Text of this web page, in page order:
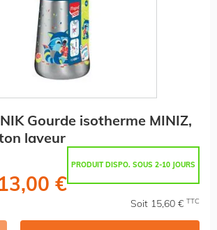
Gourde isotherme MINIZ,
laveur
PRODUIT DISPO. SOUS 2-10 JOURS
13,00 €
Soit 15,60 € TTC